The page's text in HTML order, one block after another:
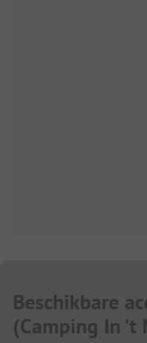
Beschikbare
(Camping In ’t